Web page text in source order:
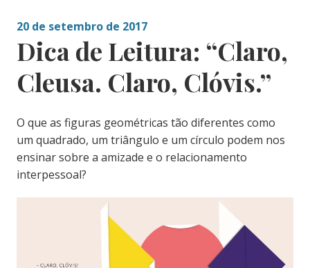
20 de setembro de 2017
Dica de Leitura: “Claro,
Cleusa. Claro, Clóvis.”
O que as figuras geométricas tão diferentes como
um quadrado, um triângulo e um círculo podem nos
ensinar sobre a amizade e o relacionamento
interpessoal?